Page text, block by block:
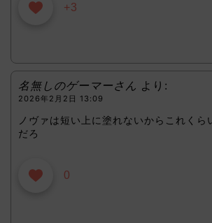
+3
名無しのゲーマーさん より:
2026年2月2日 13:09
ノヴァは短い上に塗れないからこれくら
だろ
0